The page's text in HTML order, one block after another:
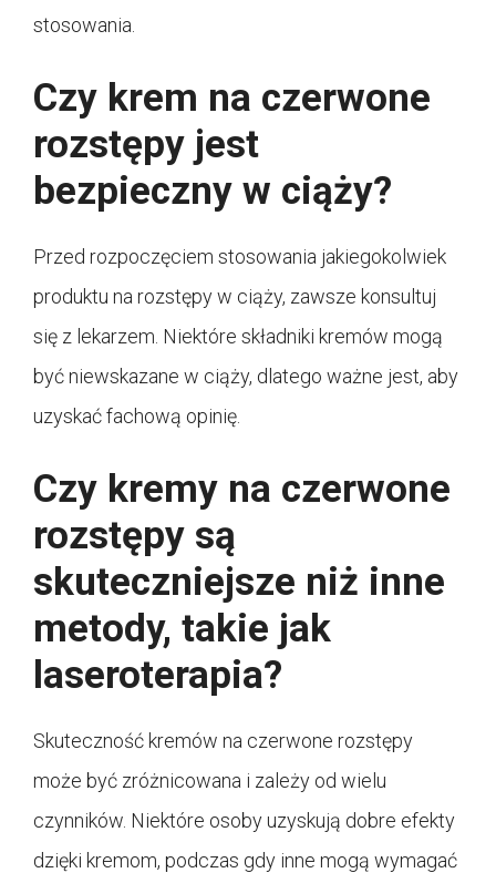
stosowania.
Czy krem na czerwone
rozstępy jest
bezpieczny w ciąży?
Przed rozpoczęciem stosowania jakiegokolwiek
produktu na rozstępy w ciąży, zawsze konsultuj
się z lekarzem. Niektóre składniki kremów mogą
być niewskazane w ciąży, dlatego ważne jest, aby
uzyskać fachową opinię.
Czy kremy na czerwone
rozstępy są
skuteczniejsze niż inne
metody, takie jak
laseroterapia?
Skuteczność kremów na czerwone rozstępy
może być zróżnicowana i zależy od wielu
czynników. Niektóre osoby uzyskują dobre efekty
dzięki kremom, podczas gdy inne mogą wymagać